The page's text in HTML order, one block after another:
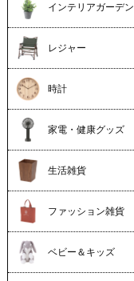
インテリアガーデン
レジャー
時計
家電・健康グッズ
生活雑貨
ファッション雑貨
ベビー＆キッズ